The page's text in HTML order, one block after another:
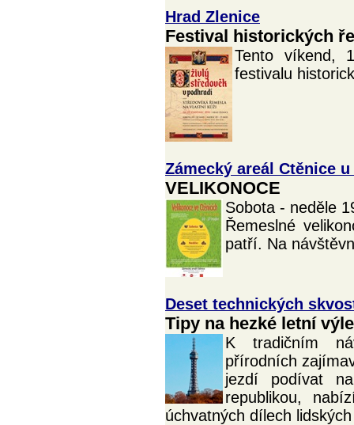
Hrad Zlenice
Festival historických
Tento víkend,
festivalu
Zámecký areál Ctěnice u
VELIKONOCE
Sobota - neděle
Řemeslné
patří. Na
Deset technických
Tipy na hezké letní
K tradičním
přírodních
jezdí podívat
republikou,
úchvatných dílech